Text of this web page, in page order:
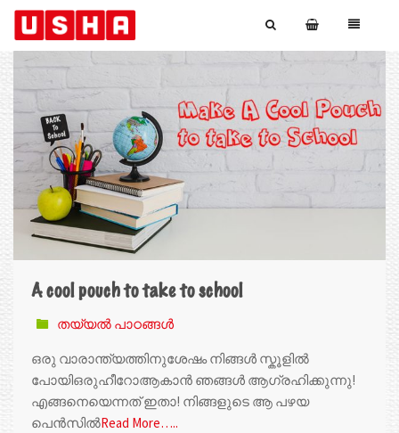
A cool pouch to take to school
തയ്യൽ പാഠങ്ങൾ
ഒരു വാരാന്ത്യത്തിനുശേഷം നിങ്ങൾ സ്കൂളിൽ
പോയിഒരുഹീറോആകാൻ ഞങ്ങൾ ആഗ്രഹിക്കുന്നു!
എങ്ങനെയെന്നത് ഇതാ! നിങ്ങളുടെ ആ പഴയ
പെൻസിൽRead More…..